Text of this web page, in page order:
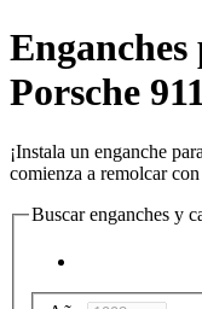
Porsche
¡Instala un enganche
comienza a remolcar
Buscar enganches y